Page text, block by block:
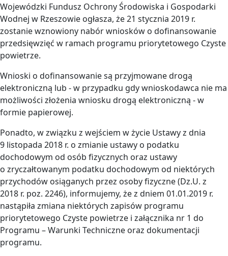
Wojewódzki Fundusz Ochrony Środowiska i Gospodarki
Wodnej w Rzeszowie ogłasza, że 21 stycznia 2019 r.
zostanie wznowiony nabór wniosków o dofinansowanie
przedsięwzięć w ramach programu priorytetowego Czyste
powietrze.
Wnioski o dofinansowanie są przyjmowane drogą
elektroniczną lub - w przypadku gdy wnioskodawca nie ma
możliwości złożenia wniosku drogą elektroniczną - w
formie papierowej.
Ponadto, w związku z wejściem w życie Ustawy z dnia
9 listopada 2018 r. o zmianie ustawy o podatku
dochodowym od osób fizycznych oraz ustawy
o zryczałtowanym podatku dochodowym od niektórych
przychodów osiąganych przez osoby fizyczne (Dz.U. z
2018 r. poz. 2246), informujemy, że z dniem 01.01.2019 r.
nastąpiła zmiana niektórych zapisów programu
priorytetowego Czyste powietrze i załącznika nr 1 do
Programu – Warunki Techniczne oraz dokumentacji
programu.